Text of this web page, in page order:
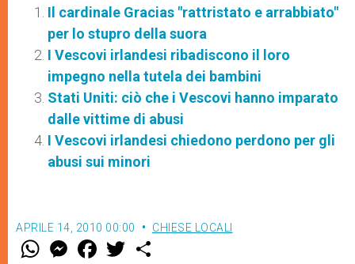
Il cardinale Gracias "rattristato e arrabbiato"
per lo stupro della suora
I Vescovi irlandesi ribadiscono il loro
impegno nella tutela dei bambini
Stati Uniti: ciò che i Vescovi hanno imparato
dalle vittime di abusi
I Vescovi irlandesi chiedono perdono per gli
abusi sui minori
APRILE 14, 2010 00:00 CHIESE LOCALI
W M
e
F
a w